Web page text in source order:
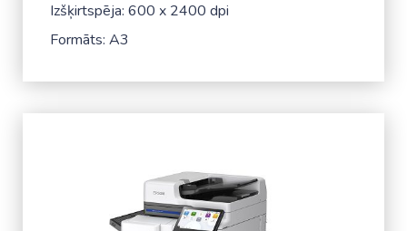
Izšķirtspēja: 600 x 2400 dpi
Formāts: A3